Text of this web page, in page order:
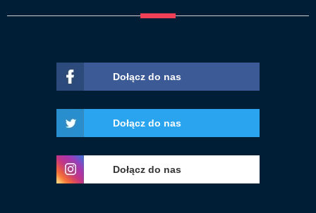
Dołącz do nas
Dołącz do nas
Dołącz do nas